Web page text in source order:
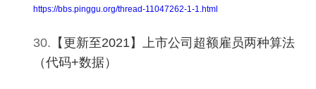
https://bbs.pinggu.org/thread-11047262-1-1.html
30. 【更新至2021】上市公司超额雇员两种算法
（代码+数据）